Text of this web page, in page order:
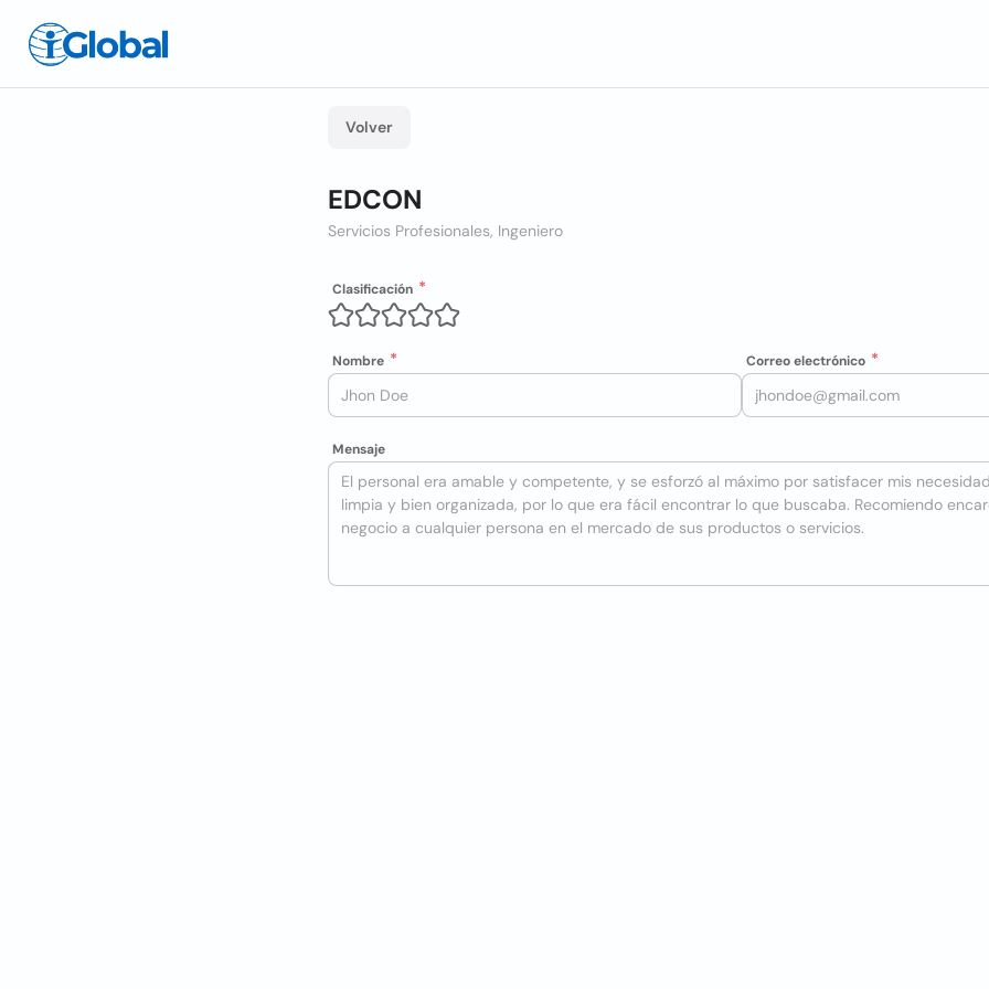
Volver
EDCON
Servicios Profesionales, Ingeniero
Clasificación
Nombre Correo electrónico
Mensaje